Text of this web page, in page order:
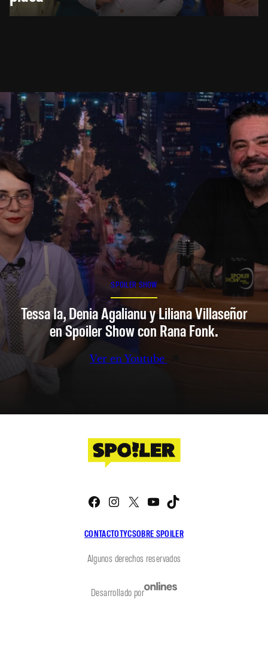
SPOILER SHOW
Tessa Ia, Denia Agalianu y Liliana Villaseñor
en Spoiler Show con Rana Fonk.
Ver en Youtube
CONTACTOTYCSOBRE SPOILER
Facebook
Instagram
X YouTube
Algunos derechos reservados
Desarrollado por